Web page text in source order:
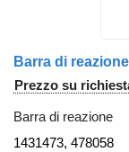
Prezzo su
Barra di reazione
1431473, 478058